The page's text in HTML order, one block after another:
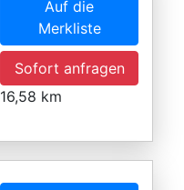
Auf die
Merkliste
Sofort anfragen
16,58 km